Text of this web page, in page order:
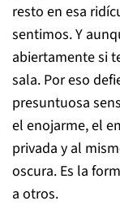
resto en esa
sentimos. Y
abiertamente si
sala. Por eso
presuntuosa
el enojarme, el
privada y al
oscura. Es la
a otros.